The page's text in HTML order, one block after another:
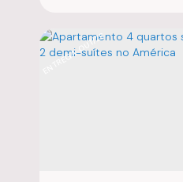
ENTREGA OUT/26